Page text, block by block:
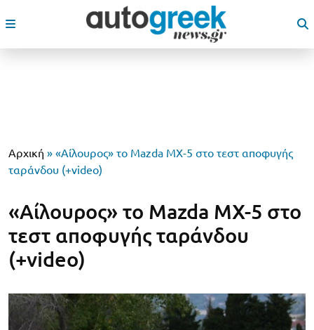
Αρχική » «Αίλουρος» το Mazda MX-5 στο τεστ αποφυγής
ταράνδου (+video)
«Αίλουρος» το Mazda MX-5 στο
τεστ αποφυγής ταράνδου
(+video)